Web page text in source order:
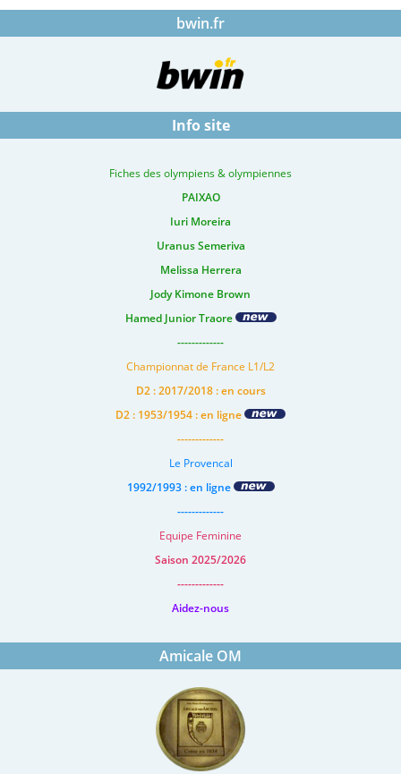
bwin.fr
Info site
Fiches des olympiens & olympiennes
PAIXAO
Iuri Moreira
Uranus Semeriva
Melissa Herrera
Jody Kimone Brown
Hamed Junior Traore
-------------
Championnat de France L1/L2
D2 : 2017/2018 : en cours
D2 : 1953/1954 : en ligne
-------------
Le Provencal
1992/1993 : en ligne
-------------
Equipe Feminine
Saison 2025/2026
-------------
Aidez-nous
Amicale OM